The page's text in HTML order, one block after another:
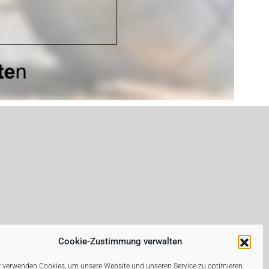
Cookie-Zustimmung verwalten
verwenden Cookies, um unsere Website und unseren Service zu optimieren.